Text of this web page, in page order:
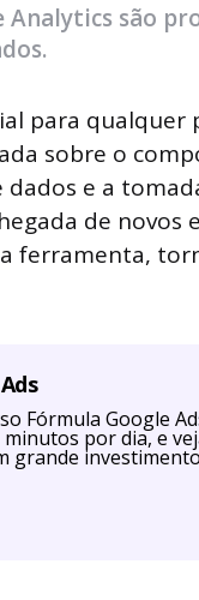
Analytics são
para qualquer
sobre o
e a
de novos
ferramenta,
Fórmula Google
por dia, e
grande